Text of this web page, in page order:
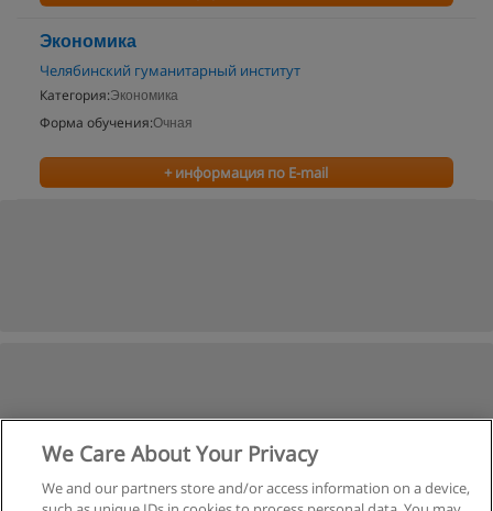
Экономика
Челябинский гуманитарный институт
Категория:Экономика
Форма обучения:Очная
+ информация по E-mail
We Care About Your Privacy
We and our partners store and/or access information on a device,